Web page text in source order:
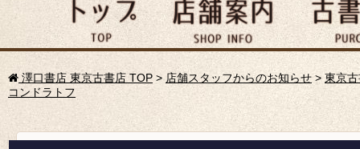
澤口書店 東京古書店 TOP > 店舗スタッフからのお知らせ> 東京
コンドラトフ